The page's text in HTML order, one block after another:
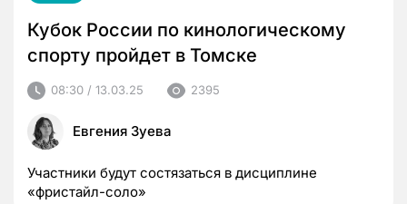
Кубок России по кинологическому
спорту пройдет в Томске
08:30 / 13.03.25 2395
Евгения Зуева
Участники будут состязаться в дисциплине
«фристайл-соло»